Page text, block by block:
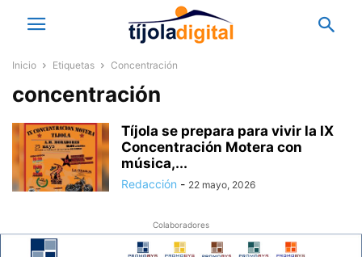
Inicio Etiquetas Concentración
concentración
Tíjola se prepara para vivir la IX
Concentración Motera con
música,...
Redacción - 22 mayo, 2026
Colaboradores